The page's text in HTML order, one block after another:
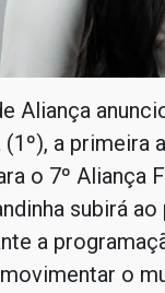
Aliança
a primeira
o 7º Aliança
subirá
a
o